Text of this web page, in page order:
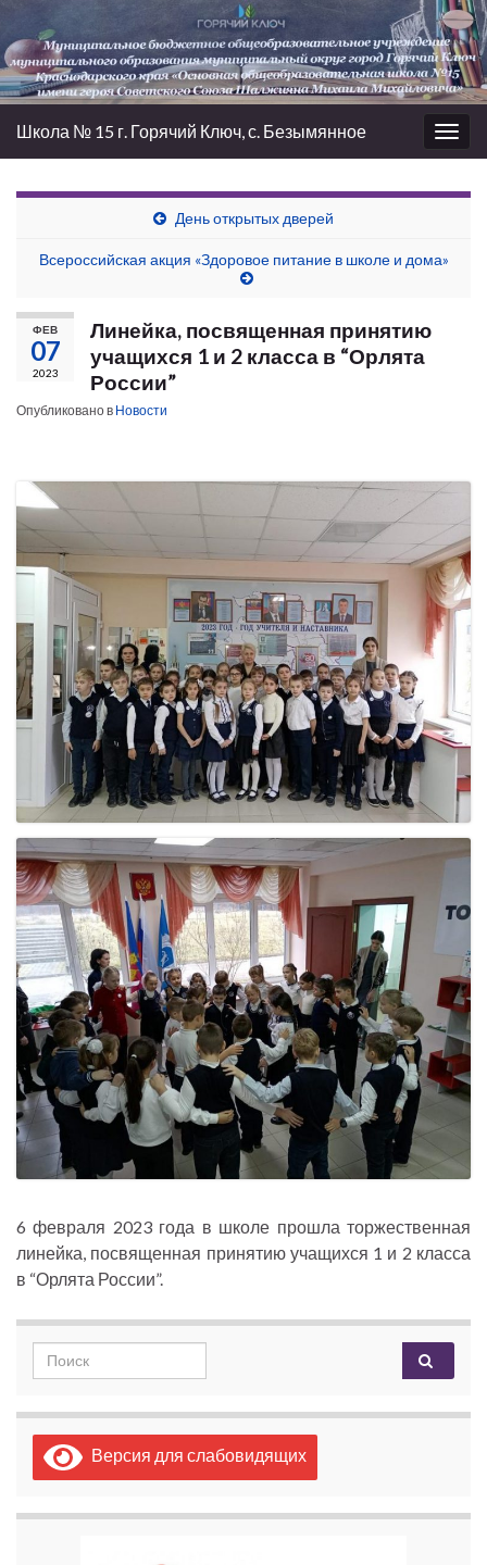
Вкл/
выкл
Школа № 15 г. Горячий Ключ, с. Безымянное
День открытых дверей
Всероссийская акция «Здоровое питание в школе и дома»
ФЕВ
07
2023
Линейка, посвященная принятию
учащихся 1 и 2 класса в “Орлята
России”
Опубликовано в Новости
6 февраля 2023 года в школе прошла торжественная
линейка, посвященная принятию учащихся 1 и 2 класса
в “Орлята России”.
Search for:
Версия для слабовидящих